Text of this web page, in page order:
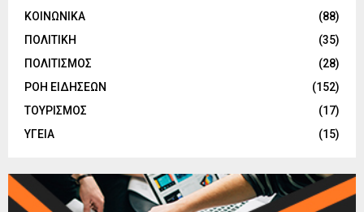
ΚΟΙΝΩΝΙΚΑ
(88)
ΠΟΛΙΤΙΚΗ
(35)
ΠΟΛΙΤΙΣΜΟΣ
(28)
ΡΟΗ ΕΙΔΗΣΕΩΝ
(152)
ΤΟΥΡΙΣΜΟΣ
(17)
ΥΓΕΙΑ
(15)